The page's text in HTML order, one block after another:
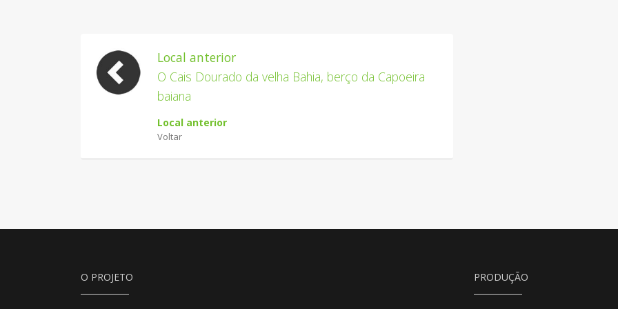
Local anterior
O Cais Dourado da velha Bahia, berço da Capoeira
baiana
Local anterior
Voltar
O PROJETO PRODUÇÃO